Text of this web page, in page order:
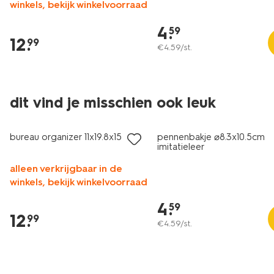
winkels, bekijk winkelvoorraad
12.
99 4.
59
€4.59/st.
dit vind je misschien ook leuk
bureau organizer 11x19.8x15
alleen verkrijgbaar in de
winkels, bekijk winkelvoorraad
12.
99
pennenbakje ⌀8.3x10.5cm
imitatieleer
4.
59
€4.59/st.